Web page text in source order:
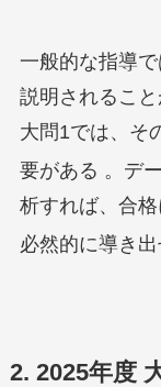
一般的な指導
説明されるこ
大問1では、そ
要がある 。デ
析すれば、合
必然的に導き出
2. 2025年度